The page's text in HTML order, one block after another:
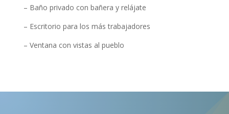
– Baño privado con bañera y relájate
– Escritorio para los más trabajadores
– Ventana con vistas al pueblo